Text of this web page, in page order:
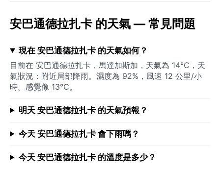
安巴通德拉扎卡 的天氣 — 常見問題
現在 安巴通德拉扎卡 的天氣如何？
目前在 安巴通德拉扎卡，馬達加斯加，天氣為 14°C，天
氣狀況：附近局部降雨。濕度為 92%，風速 12 公里/小
時。感覺像 13°C。
明天 安巴通德拉扎卡 的天氣預報？
今天 安巴通德拉扎卡 會下雨嗎？
今天 安巴通德拉扎卡 的溫度是多少？